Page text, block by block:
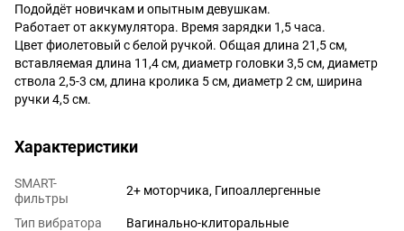
Подойдёт новичкам и опытным девушкам.
Работает от аккумулятора. Время зарядки 1,5 часа.
Цвет фиолетовый с белой ручкой. Общая длина 21,5 см,
вставляемая длина 11,4 см, диаметр головки 3,5 см, диаметр
ствола 2,5-3 см, длина кролика 5 см, диаметр 2 см, ширина
ручки 4,5 см.
Характеристики
SMART-
фильтры
2+ моторчика, Гипоаллергенные
Тип вибратора
Вагинально-клиторальные